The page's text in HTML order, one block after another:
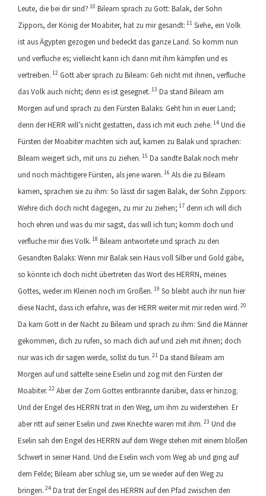
Leute, die bei dir sind? 10 Bileam sprach zu Gott: Balak, der Sohn
Zippors, der König der Moabiter, hat zu mir gesandt: 11 Siehe, ein Volk
ist aus Ägypten gezogen und bedeckt das ganze Land. So komm nun
und verfluche es; vielleicht kann ich dann mit ihm kämpfen und es
vertreiben. 12 Gott aber sprach zu Bileam: Geh nicht mit ihnen, verfluche
das Volk auch nicht; denn es ist gesegnet. 13 Da stand Bileam am
Morgen auf und sprach zu den Fürsten Balaks: Geht hin in euer Land;
denn der HERR will’s nicht gestatten, dass ich mit euch ziehe. 14 Und die
Fürsten der Moabiter machten sich auf, kamen zu Balak und sprachen:
Bileam weigert sich, mit uns zu ziehen. 15 Da sandte Balak noch mehr
und noch mächtigere Fürsten, als jene waren. 16 Als die zu Bileam
kamen, sprachen sie zu ihm: So lässt dir sagen Balak, der Sohn Zippors:
Wehre dich doch nicht dagegen, zu mir zu ziehen; 17 denn ich will dich
hoch ehren und was du mir sagst, das will ich tun; komm doch und
verfluche mir dies Volk. 18 Bileam antwortete und sprach zu den
Gesandten Balaks: Wenn mir Balak sein Haus voll Silber und Gold gäbe,
so könnte ich doch nicht übertreten das Wort des HERRN, meines
Gottes, weder im Kleinen noch im Großen. 19 So bleibt auch ihr nun hier
diese Nacht, dass ich erfahre, was der HERR weiter mit mir reden wird. 20
Da kam Gott in der Nacht zu Bileam und sprach zu ihm: Sind die Männer
gekommen, dich zu rufen, so mach dich auf und zieh mit ihnen; doch
nur was ich dir sagen werde, sollst du tun. 21 Da stand Bileam am
Morgen auf und sattelte seine Eselin und zog mit den Fürsten der
Moabiter. 22 Aber der Zorn Gottes entbrannte darüber, dass er hinzog.
Und der Engel des HERRN trat in den Weg, um ihm zu widerstehen. Er
aber ritt auf seiner Eselin und zwei Knechte waren mit ihm. 23 Und die
Eselin sah den Engel des HERRN auf dem Wege stehen mit einem bloßen
Schwert in seiner Hand. Und die Eselin wich vom Weg ab und ging auf
dem Felde; Bileam aber schlug sie, um sie wieder auf den Weg zu
bringen. 24 Da trat der Engel des HERRN auf den Pfad zwischen den